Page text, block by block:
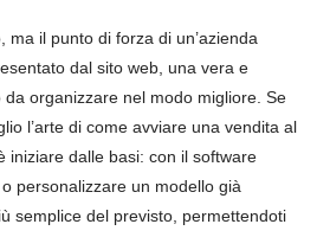
ma il punto di forza di un’azienda
dal sito web, una vera e
organizzare nel modo migliore. Se
l’arte di come avviare una vendita al
iniziare dalle basi: con il software
o personalizzare un modello già
semplice del previsto, permettendoti